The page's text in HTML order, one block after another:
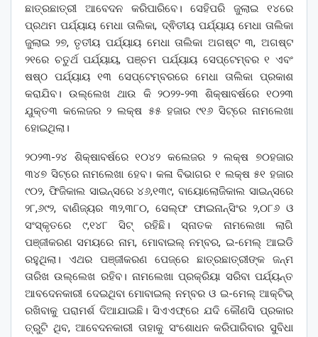
ଛାତ୍ରଛାତ୍ରୀ ଆବେଦନ କରିପାରିବେ। ସେହିପରି ଜୁଲାଇ ୧୪ରେ
ପ୍ରଥମ ପର୍ଯ୍ୟାୟ ମେଧା ତାଲିକା, ଦ୍ଵିତୀୟ ପର୍ଯ୍ୟାୟ ମେଧା ତାଲିକା
ଜୁଲାଇ ୨୭, ତୃତୀୟ ପର୍ଯ୍ୟାୟ ମେଧା ତାଲିକା ଅଗଷ୍ଟ ୩, ଅଗଷ୍ଟ
୨୧ରେ ଚତୁର୍ଥ ପର୍ଯ୍ୟାୟ, ପଞ୍ଚମ ପର୍ଯ୍ୟାୟ ସେପ୍ଟେମ୍ବର ୧ ଏବଂ
ଷଷ୍ଠ ପର୍ଯ୍ୟାୟ ୧୩ ସେପ୍ଟେମ୍ବରରେ ମେଧା ତାଲିକା ପ୍ରକାଶ
କରାଯିବ। ଉଲ୍ଲେଖ ଥାଉ କି ୨୦୨୨-୨୩ ଶିକ୍ଷାବର୍ଷରେ ୧୦୨୩
ଯୁକ୍ତ୩ କଲେଜର ୨ ଲକ୍ଷ ୫୫ ହଜାର ୯୧୬ ସିଟ୍‌ରେ ନାମଲେଖା
ହୋଇଥିଲା।
୨୦୨୩-୨୪ ଶିକ୍ଷାବର୍ଷରେ ୧୦୪୨ କଲେଜର ୨ ଲକ୍ଷ ୭୦ହଜାର
୩୪୭ ସିଟ୍‌ରେ ନାମଲେଖା ହେବ। କଳା ବିଭାଗର ୧ ଲକ୍ଷ ୫୧ ହଜାର
୯୦୨, ଫିଜିକାଲ ସାଇନ୍ସରେ ୪୬,୧୩୯, ବାୟୋଲୋଜିକାଲ ସାଇନ୍ସରେ
୨୮,୬୯୨, ବାଣିଜ୍ୟର ୩୨,୩୮୦, ସେଲ୍ଫ ଫାଇନାନ୍ସିଂର ୨,୦୮୬ ଓ
ସଂସ୍କୃତରେ ୯,୧୪୮ ସିଟ୍‌ ରହିଛି। ସ୍ନାତକ ନାମଲେଖା ଲାଗି
ପଞ୍ଜୀକରଣ ସମୟରେ ନାମ, ମୋବାଇଲ୍‌ ନମ୍ବର, ଇ-ମେଲ୍‌ ଆଇଡି
ରହୁଥିଲା। ଏଥର ପଞ୍ଜୀକରଣ ପେଜ୍‌ରେ ଛାତ୍ରଛାତ୍ରୀଙ୍କ ଜନ୍ମ
ତାରିଖ ଉଲ୍ଲେଖ ରହିବ। ନାମଲେଖା ପ୍ରକ୍ରିୟା ସରିବା ପର୍ଯ୍ୟନ୍ତ
ଆବଦେନକାରୀ ଦେଇଥିବା ମୋବାଇଲ୍‌ ନମ୍ବର ଓ ଇ-ମେଲ୍‌ ଆକ୍ଟିଭ୍‌
ରଖିବାକୁ ପରାମର୍ଶ ଦିଆଯାଇଛି। ସିଏଏଫ୍‌ରେ ଯଦି କୌଣସି ପ୍ରକାର
ତ୍ରୁଟି ଥିବ, ଆବେଦନକାରୀ ତାହାକୁ ସଂଶୋଧନ କରିପାରିବାର ସୁବିଧା